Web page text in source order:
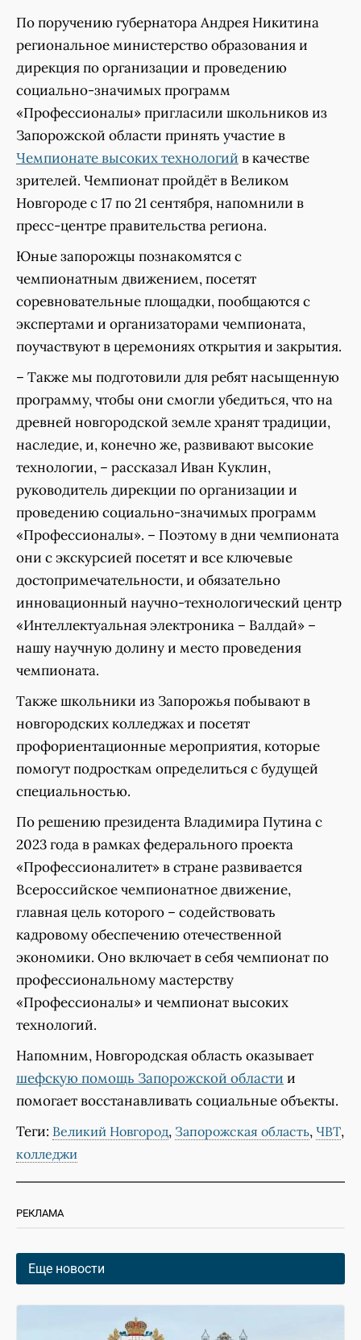
По поручению губернатора Андрея Никитина
региональное министерство образования и
дирекция по организации и проведению
социально-значимых программ
«Профессионалы» пригласили школьников из
Запорожской области принять участие в
Чемпионате высоких технологий в качестве
зрителей. Чемпионат пройдёт в Великом
Новгороде с 17 по 21 сентября, напомнили в
пресс-центре правительства региона.
Юные запорожцы познакомятся с
чемпионатным движением, посетят
соревновательные площадки, пообщаются с
экспертами и организаторами чемпионата,
поучаствуют в церемониях открытия и закрытия.
– Также мы подготовили для ребят насыщенную
программу, чтобы они смогли убедиться, что на
древней новгородской земле хранят традиции,
наследие, и, конечно же, развивают высокие
технологии, – рассказал Иван Куклин,
руководитель дирекции по организации и
проведению социально-значимых программ
«Профессионалы». – Поэтому в дни чемпионата
они с экскурсией посетят и все ключевые
достопримечательности, и обязательно
инновационный научно-технологический центр
«Интеллектуальная электроника – Валдай» –
нашу научную долину и место проведения
чемпионата.
Также школьники из Запорожья побывают в
новгородских колледжах и посетят
профориентационные мероприятия, которые
помогут подросткам определиться с будущей
специальностью.
По решению президента Владимира Путина с
2023 года в рамках федерального проекта
«Профессионалитет» в стране развивается
Всероссийское чемпионатное движение,
главная цель которого – содействовать
кадровому обеспечению отечественной
экономики. Оно включает в себя чемпионат по
профессиональному мастерству
«Профессионалы» и чемпионат высоких
технологий.
Напомним, Новгородская область оказывает
шефскую помощь Запорожской области и
помогает восстанавливать социальные объекты.
Теги: Великий Новгород, Запорожская область, ЧВТ,
колледжи
РЕКЛАМА
Еще новости